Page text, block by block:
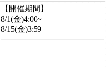
【開催期間】
8/1(金)4:00~
8/15(金)3:59